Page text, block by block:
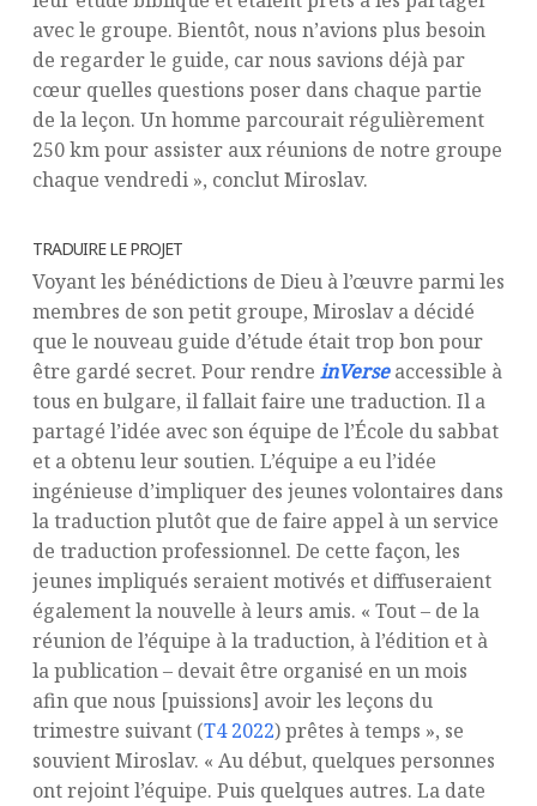
avec le groupe. Bientôt, nous n’avions plus besoin
de regarder le guide, car nous savions déjà par
cœur quelles questions poser dans chaque partie
de la leçon. Un homme parcourait régulièrement
250 km pour assister aux réunions de notre groupe
chaque vendredi », conclut Miroslav.
TRADUIRE LE PROJET
Voyant les bénédictions de Dieu à l’œuvre parmi les
membres de son petit groupe, Miroslav a décidé
que le nouveau guide d’étude était trop bon pour
être gardé secret. Pour rendre inVerseaccessible à
tous en bulgare, il fallait faire une traduction. Il a
partagé l’idée avec son équipe de l’École du sabbat
et a obtenu leur soutien. L’équipe a eu l’idée
ingénieuse d’impliquer des jeunes volontaires dans
la traduction plutôt que de faire appel à un service
de traduction professionnel. De cette façon, les
jeunes impliqués seraient motivés et diffuseraient
également la nouvelle à leurs amis. « Tout – de la
réunion de l’équipe à la traduction, à l’édition et à
la publication – devait être organisé en un mois
afin que nous [puissions] avoir les leçons du
trimestre suivant (T4 2022) prêtes à temps », se
souvient Miroslav. « Au début, quelques personnes
ont rejoint l’équipe. Puis quelques autres. La date